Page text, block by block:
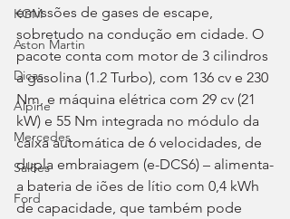
KGM
Aston Martin
Dicas
Alpine
Mercedes
Salões
Ford
emissões de gases de escape,
sobretudo na condução em cidade. O
pacote conta com motor de 3 cilindros
a gasolina (1.2 Turbo), com 136 cv e 230
Nm, e máquina elétrica com 29 cv (21
kW) e 55 Nm integrada no módulo da
caixa automática de 6 velocidades, de
dupla embraiagem (e-DCS6) – alimenta-
a bateria de iões de lítio com 0,4 kWh
de capacidade, que também pode